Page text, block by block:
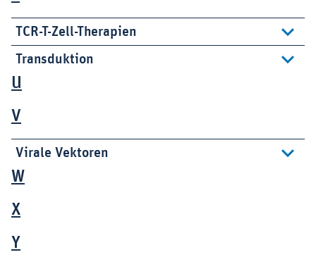
TCR-T-Zell-Therapien
Transduktion
U
V
Virale Vektoren
W
X
Y